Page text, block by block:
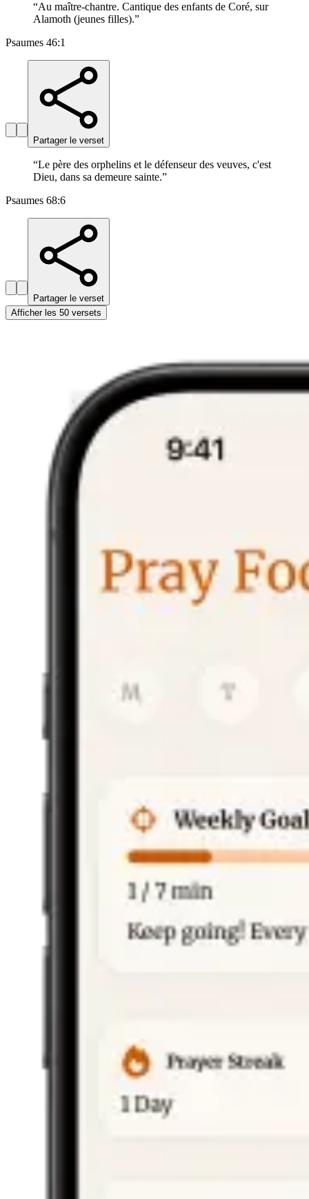
“Au maître-chantre. Cantique des enfants de Coré, sur
Alamoth (jeunes filles).”
Psaumes 46:1
Partager le verset
“Le père des orphelins et le défenseur des veuves, c'est
Dieu, dans sa demeure sainte.”
Psaumes 68:6
Partager le verset
Afficher les 50 versets